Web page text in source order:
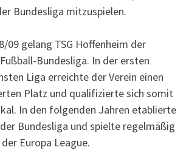
Bundesliga mitzuspielen.
09 gelang TSG Hoffenheim der
Bundesliga. In der ersten
Liga erreichte der Verein einen
Platz und qualifizierte sich somit
In den folgenden Jahren etablierte
Bundesliga und spielte regelmäßig
Europa League.